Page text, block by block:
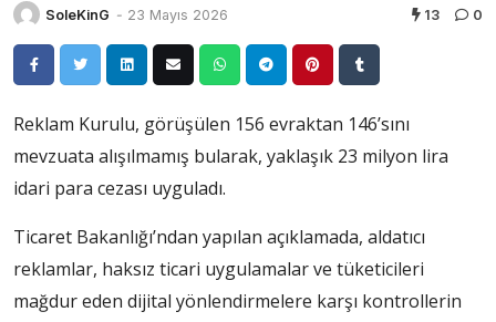
SoleKinG - 23 Mayıs 2026 13 0
Reklam Kurulu, görüşülen 156 evraktan 146’sını
mevzuata alışılmamış bularak, yaklaşık 23 milyon lira
idari para cezası uyguladı.
Ticaret Bakanlığı’ndan yapılan açıklamada, aldatıcı
reklamlar, haksız ticari uygulamalar ve tüketicileri
mağdur eden dijital yönlendirmelere karşı kontrollerin